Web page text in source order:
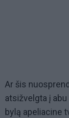
Ar šis
atsižvelgta į
bylą apeliacine